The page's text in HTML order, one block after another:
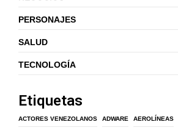
PERSONAJES
SALUD
TECNOLOGÍA
Etiquetas
ACTORES VENEZOLANOS ADWARE AEROLÍNEAS